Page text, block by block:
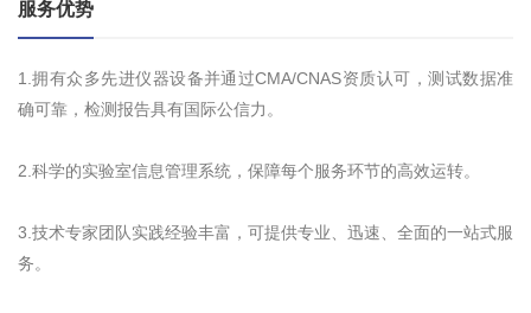
服务优势
1.拥有众多先进仪器设备并通过CMA/CNAS资质认可，测试数据准
确可靠，检测报告具有国际公信力。
2.科学的实验室信息管理系统，保障每个服务环节的高效运转。
3.技术专家团队实践经验丰富，可提供专业、迅速、全面的一站式服
务。